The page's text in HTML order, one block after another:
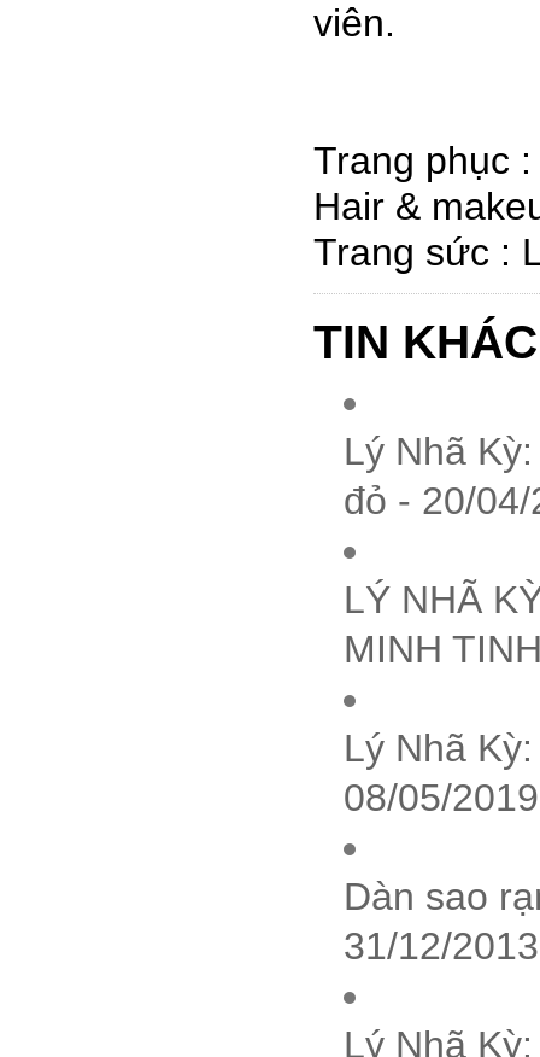
viên.
Trang phục
Hair &
Trang sức :
TIN KHÁC
Lý Nhã
đỏ - 20/
LÝ NHÃ
MINH
Lý Nhã
08/05/2019
Dàn sao
31/12/2013
Lý Nhã